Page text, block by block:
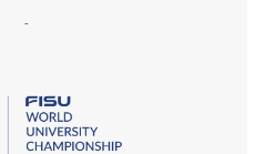
-